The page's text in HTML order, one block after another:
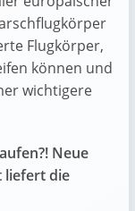
Flugkörper,
können und
wichtigere
Neue
liefert die